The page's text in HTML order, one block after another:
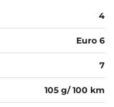
4
Euro 6
7
105 g/ 100 km